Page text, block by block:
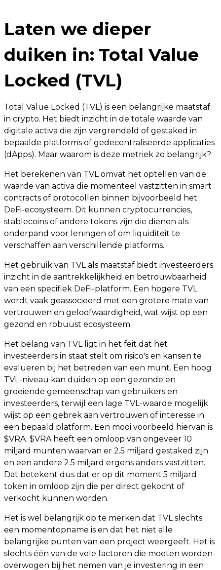
Laten we dieper
duiken in: Total Value
Locked (TVL)
Total Value Locked (TVL) is een belangrijke maatstaf
in crypto. Het biedt inzicht in de totale waarde van
digitale activa die zijn vergrendeld of gestaked in
bepaalde platforms of gedecentraliseerde applicaties
(dApps). Maar waarom is deze metriek zo belangrijk?
Het berekenen van TVL omvat het optellen van de
waarde van activa die momenteel vastzitten in smart
contracts of protocollen binnen bijvoorbeeld het
DeFi-ecosysteem. Dit kunnen cryptocurrencies,
stablecoins of andere tokens zijn die dienen als
onderpand voor leningen of om liquiditeit te
verschaffen aan verschillende platforms.
Het gebruik van TVL als maatstaf biedt investeerders
inzicht in de aantrekkelijkheid en betrouwbaarheid
van een specifiek DeFi-platform. Een hogere TVL
wordt vaak geassocieerd met een grotere mate van
vertrouwen en geloofwaardigheid, wat wijst op een
gezond en robuust ecosysteem.
Het belang van TVL ligt in het feit dat het
investeerders in staat stelt om risico's en kansen te
evalueren bij het betreden van een munt. Een hoog
TVL-niveau kan duiden op een gezonde en
groeiende gemeenschap van gebruikers en
investeerders, terwijl een lage TVL-waarde mogelijk
wijst op een gebrek aan vertrouwen of interesse in
een bepaald platform. Een mooi voorbeeld hiervan is
$VRA. $VRA heeft een omloop van ongeveer 10
miljard munten waarvan er 2.5 miljard gestaked zijn
en een andere 2.5 miljard ergens anders vastzitten.
Dat betekent dus dat er op dit moment 5 miljard
token in omloop zijn die per direct gekocht of
verkocht kunnen worden.
Het is wel belangrijk op te merken dat TVL slechts
een momentopname is en dat het niet alle
belangrijke punten van een project weergeeft. Het is
slechts één van de vele factoren die moeten worden
overwogen bij het nemen van je investering in een